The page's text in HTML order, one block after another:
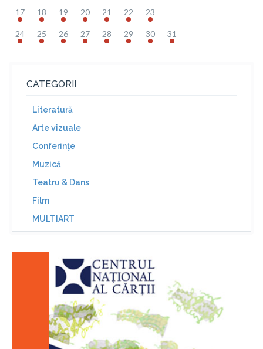
17 18 19 20 21 22 23
24 25 26 27 28 29 30 31
CATEGORII
Literatură
Arte vizuale
Conferinţe
Muzică
Teatru & Dans
Film
MULTIART